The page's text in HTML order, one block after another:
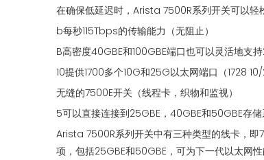
在确保低延迟时，Arista 7500R系列开关可以轻
b每秒115Tbps的传输能力（无阻止）
B高密度40GBE和100GBE端口也可以灵活地支
10提供1700多个10G和25G以太网端口（1728
无缝的7500E开关（线程卡，织物和监视）
5可以直接连接到25GBE，40GBE和50GBE存
Arista 7500R系列开关中有三种类型的线卡，
项，包括25GBE和50GBE，可为下一代以太网